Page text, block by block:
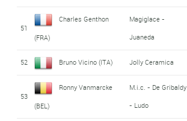
51
Charles Genthon
(FRA)
Magiglace -
Juaneda
52 Bruno Vicino (ITA) Jolly Ceramica
53
Ronny Vanmarcke
(BEL)
M.i.c. - De Gribaldy
- Ludo